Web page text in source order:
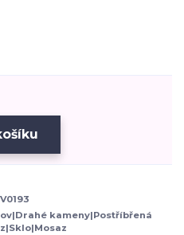
kameny|Postříbřená